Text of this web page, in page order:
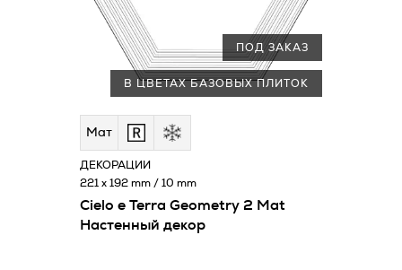
ПОД ЗАКАЗ
В ЦВЕТАХ БАЗОВЫХ ПЛИТОК
Мат
Cielo e Terra Geometry 2 Mat
Настенный декор
ДЕКОРАЦИИ
221 x 192 mm / 10 mm